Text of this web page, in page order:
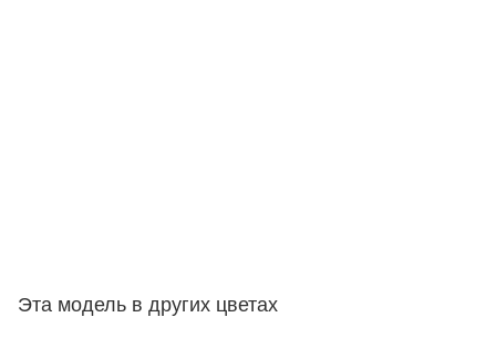
Эта модель в других цветах